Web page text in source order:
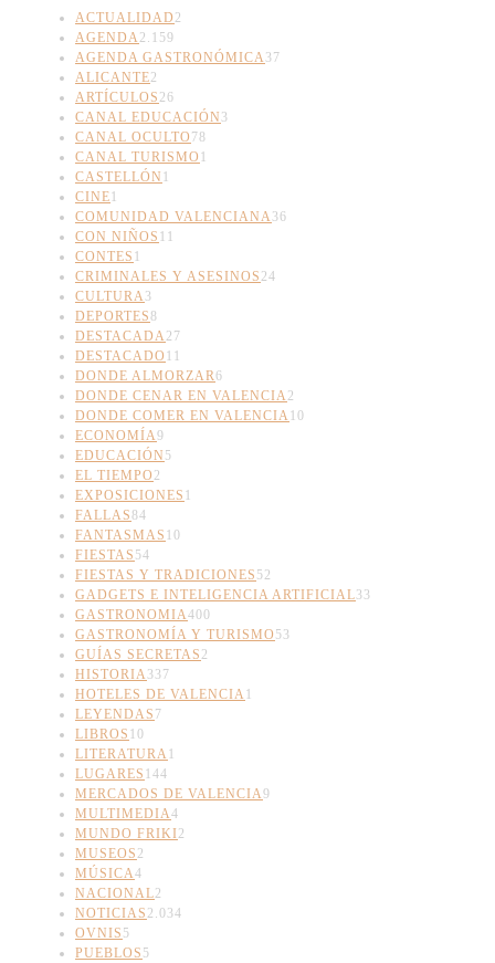
ACTUALIDAD 2
AGENDA2.159
AGENDA GASTRONÓMICA37
ALICANTE2
ARTÍCULOS 26
CANAL EDUCACIÓN 3
CANAL OCULTO 78
CANAL TURISMO 1
CASTELLÓN 1
CINE1
COMUNIDAD VALENCIANA36
CON NIÑOS 11
CONTES 1
CRIMINALES Y ASESINOS 24
CULTURA3
DEPORTES8
DESTACADA27
DESTACADO 11
DONDE ALMORZAR6
DONDE CENAR EN VALENCIA2
DONDE COMER EN VALENCIA10
ECONOMÍA9
EDUCACIÓN 5
EL TIEMPO 2
EXPOSICIONES 1
FALLAS84
FANTASMAS 10
FIESTAS 54
FIESTAS Y TRADICIONES 52
GADGETS E INTELIGENCIA ARTIFICIAL33
GASTRONOMIA400
GASTRONOMÍA Y TURISMO 53
GUÍAS SECRETAS 2
HISTORIA337
HOTELES DE VALENCIA1
LEYENDAS 7
LIBROS 10
LITERATURA1
LUGARES 144
MERCADOS DE VALENCIA9
MULTIMEDIA4
MUNDO FRIKI2
MUSEOS 2
MÚSICA4
NACIONAL2
NOTICIAS 2.034
OVNIS 5
PUEBLOS 5